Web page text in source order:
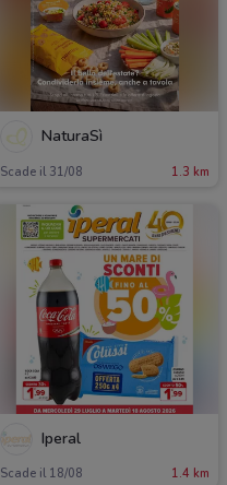
NaturaSì
Scade il 31/08 1.3 km
Iperal
Scade il 18/08 1.4 km